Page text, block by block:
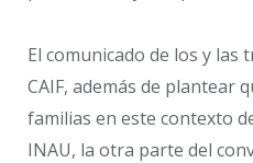
El comunicado de los y las
CAIF, además de plantear
familias en este contexto
INAU, la otra parte del